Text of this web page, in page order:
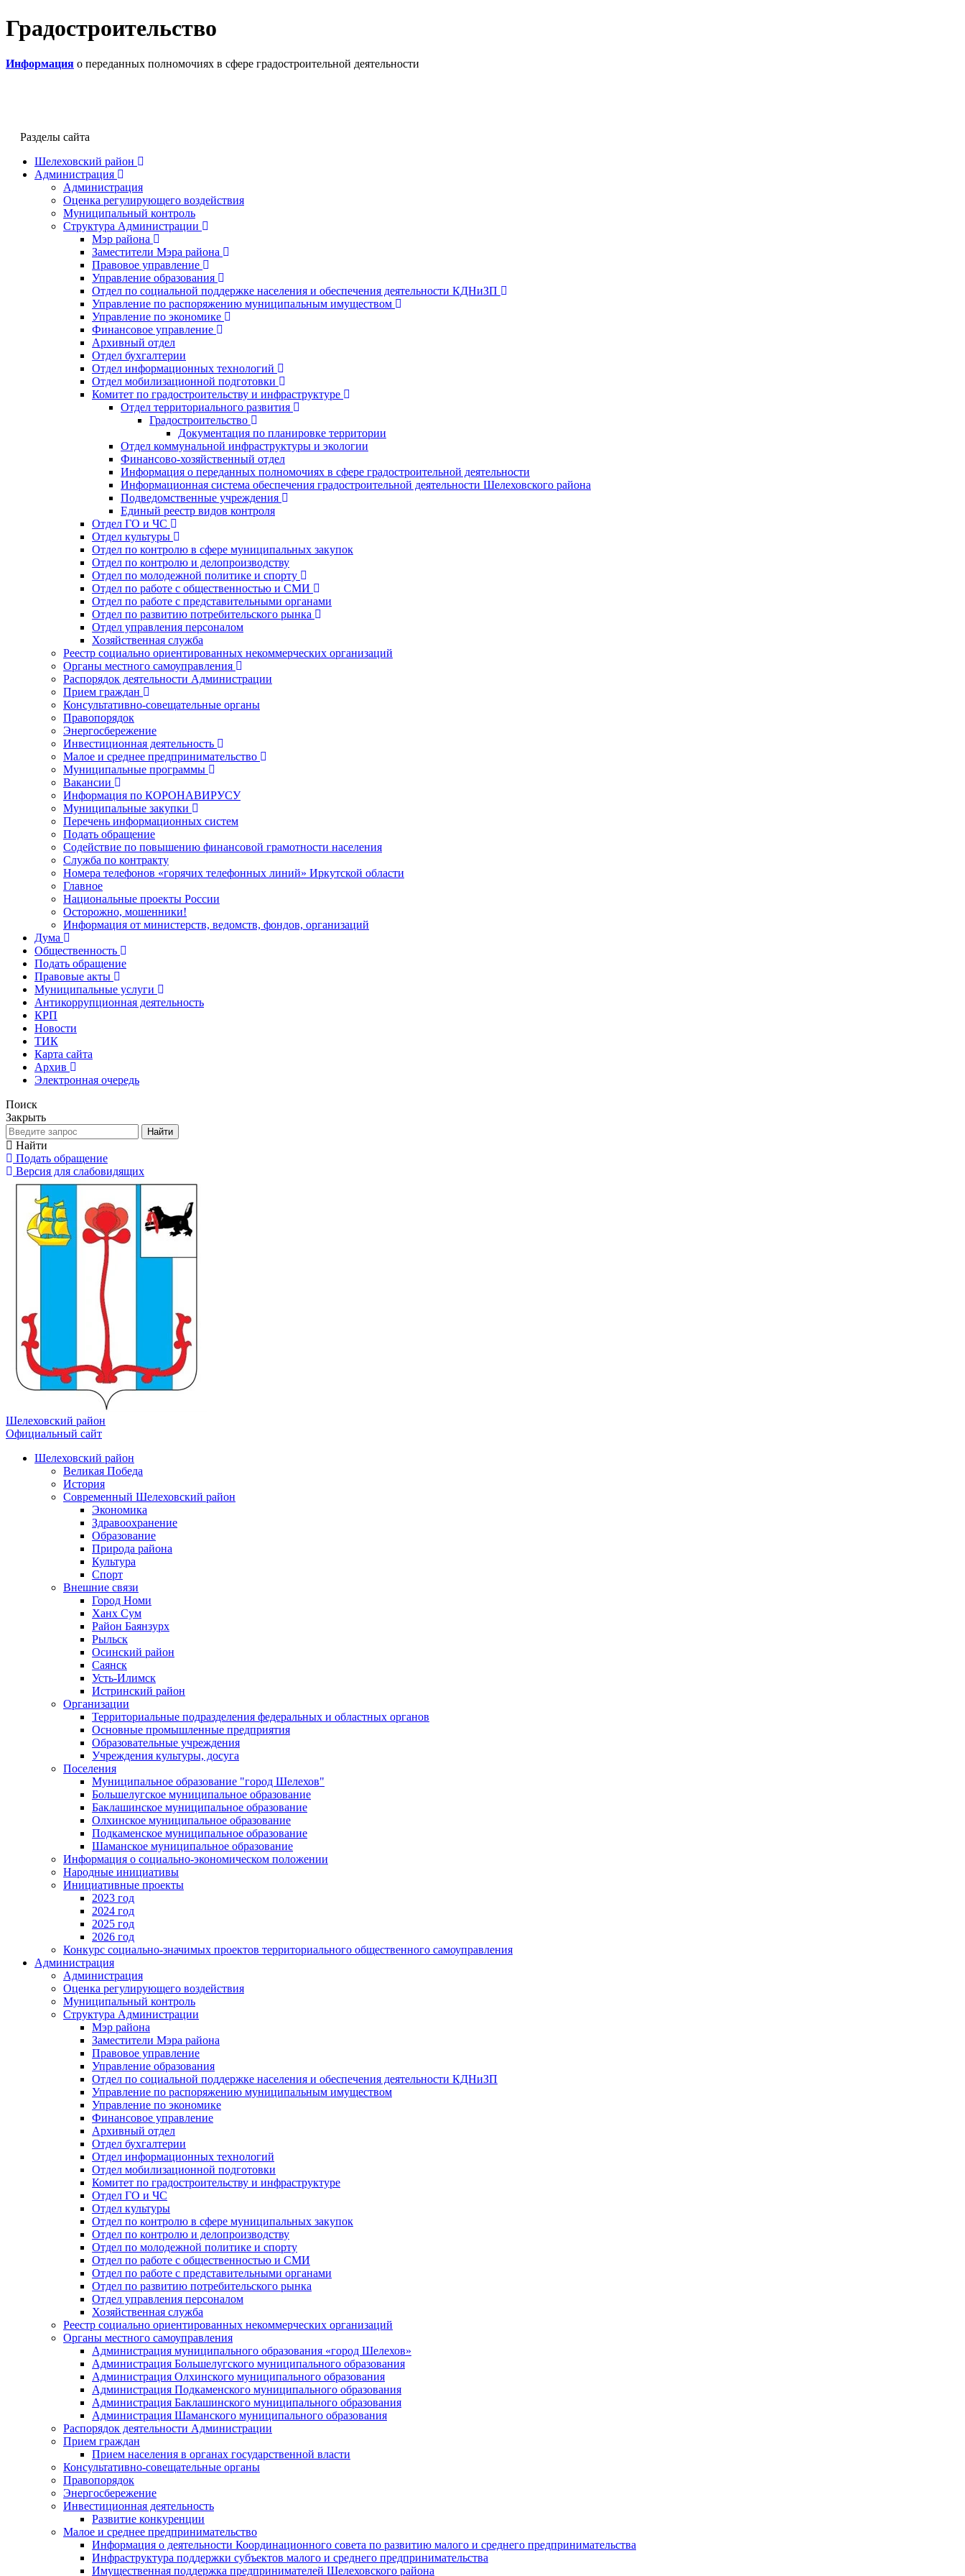
Градостроительство
Информация о переданных полномочиях в сфере градостроительной деятельности
Разделы сайта
Шелеховский район
Администрация
Администрация
Оценка регулирующего воздействия
Муниципальный контроль
Структура Администрации
Мэр района
Заместители Мэра района
Правовое управление
Управление образования
Отдел по социальной поддержке населения и обеспечения деятельности КДНиЗП
Управление по распоряжению муниципальным имуществом
Управление по экономике
Финансовое управление
Архивный отдел
Отдел бухгалтерии
Отдел информационных технологий
Отдел мобилизационной подготовки
Комитет по градостроительству и инфраструктуре
Отдел территориального развития
Градостроительство
Документация по планировке территории
Отдел коммунальной инфраструктуры и экологии
Финансово-хозяйственный отдел
Информация о переданных полномочиях в сфере градостроительной деятельности
Информационная система обеспечения градостроительной деятельности Шелеховского района
Подведомственные учреждения
Единый реестр видов контроля
Отдел ГО и ЧС
Отдел культуры
Отдел по контролю в сфере муниципальных закупок
Отдел по контролю и делопроизводству
Отдел по молодежной политике и спорту
Отдел по работе с общественностью и СМИ
Отдел по работе с представительными органами
Отдел по развитию потребительского рынка
Отдел управления персоналом
Хозяйственная служба
Реестр социально ориентированных некоммерческих организаций
Органы местного самоуправления
Распорядок деятельности Администрации
Прием граждан
Консультативно-совещательные органы
Правопорядок
Энергосбережение
Инвестиционная деятельность
Малое и среднее предпринимательство
Муниципальные программы
Вакансии
Информация по КОРОНАВИРУСУ
Муниципальные закупки
Перечень информационных систем
Подать обращение
Содействие по повышению финансовой грамотности населения
Служба по контракту
Номера телефонов «горячих телефонных линий» Иркутской области
Главное
Национальные проекты России
Осторожно, мошенники!
Информация от министерств, ведомств, фондов, организаций
Дума
Общественность
Подать обращение
Правовые акты
Муниципальные услуги
Антикоррупционная деятельность
КРП
Новости
ТИК
Карта сайта
Архив
Электронная очередь
Поиск
Закрыть
Найти
Найти
Подать обращение
Версия для слабовидящих
Шелеховский район
Официальный сайт
Шелеховский район
Великая Победа
История
Современный Шелеховский район
Экономика
Здравоохранение
Образование
Природа района
Культура
Спорт
Внешние связи
Город Номи
Ханх Сум
Район Баянзурх
Рыльск
Осинский район
Саянск
Усть-Илимск
Истринский район
Организации
Территориальные подразделения федеральных и областных органов
Основные промышленные предприятия
Образовательные учреждения
Учреждения культуры, досуга
Поселения
Муниципальное образование "город Шелехов"
Большелугское муниципальное образование
Баклашинское муниципальное образование
Олхинское муниципальное образование
Подкаменское муниципальное образование
Шаманское муниципальное образование
Информация о социально-экономическом положении
Народные инициативы
Инициативные проекты
2023 год
2024 год
2025 год
2026 год
Конкурс социально-значимых проектов территориального общественного самоуправления
Администрация
Администрация
Оценка регулирующего воздействия
Муниципальный контроль
Структура Администрации
Мэр района
Заместители Мэра района
Правовое управление
Управление образования
Отдел по социальной поддержке населения и обеспечения деятельности КДНиЗП
Управление по распоряжению муниципальным имуществом
Управление по экономике
Финансовое управление
Архивный отдел
Отдел бухгалтерии
Отдел информационных технологий
Отдел мобилизационной подготовки
Комитет по градостроительству и инфраструктуре
Отдел ГО и ЧС
Отдел культуры
Отдел по контролю в сфере муниципальных закупок
Отдел по контролю и делопроизводству
Отдел по молодежной политике и спорту
Отдел по работе с общественностью и СМИ
Отдел по работе с представительными органами
Отдел по развитию потребительского рынка
Отдел управления персоналом
Хозяйственная служба
Реестр социально ориентированных некоммерческих организаций
Органы местного самоуправления
Администрация муниципального образования «город Шелехов»
Администрация Большелугского муниципального образования
Администрация Олхинского муниципального образования
Администрация Подкаменского муниципального образования
Администрация Баклашинского муниципального образования
Администрация Шаманского муниципального образования
Распорядок деятельности Администрации
Прием граждан
Прием населения в органах государственной власти
Консультативно-совещательные органы
Правопорядок
Энергосбережение
Инвестиционная деятельность
Развитие конкуренции
Малое и среднее предпринимательство
Информация о деятельности Координационного совета по развитию малого и среднего предпринимательства
Инфраструктура поддержки субъектов малого и среднего предпринимательства
Имущественная поддержка предпринимателей Шелеховского района